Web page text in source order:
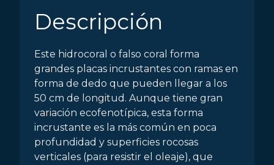
Descripción
Este hidrocoral o falso coral forma
grandes placas incrustantes con ramas en
forma de dedo que pueden llegar a los
50 cm de longitud. Aunque tiene gran
variación ecofenotípica, esta forma
incrustante es la más común en poca
profundidad y superficies rocosas
verticales (para resistir el oleaje), que